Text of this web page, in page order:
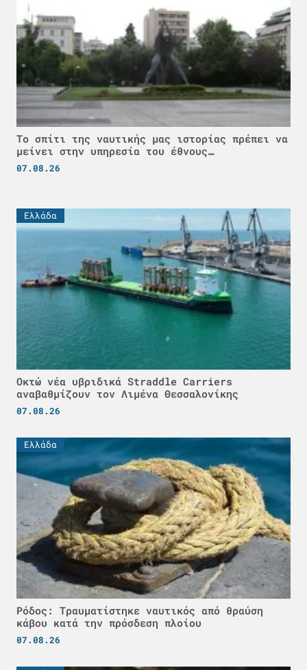
Το σπίτι της ναυτικής μας ιστορίας πρέπει να
μείνει στην υπηρεσία του έθνους…
07.08.26
Ελλάδα
Οκτώ νέα υβριδικά Straddle Carriers
αναβαθμίζουν τον Λιμένα Θεσσαλονίκης
07.08.26
Ελλάδα
Ρόδος: Τραυματίστηκε ναυτικός από θραύση
κάβου κατά την πρόσδεση πλοίου
07.08.26